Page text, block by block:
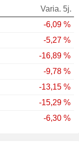
Varia. 5j.
-6,09 %
-5,27 %
-16,89 %
-9,78 %
-13,15 %
-15,29 %
-6,30 %